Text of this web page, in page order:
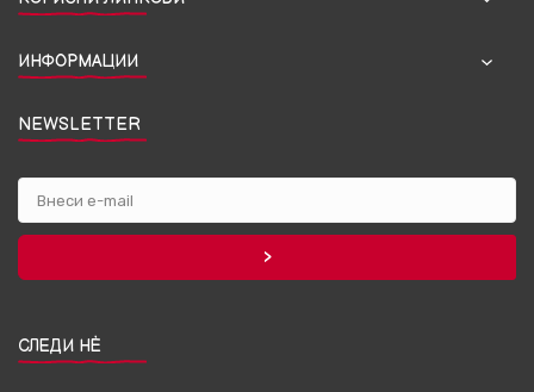
ИНФОРМАЦИИ
NEWSLETTER
СЛЕДИ НЀ